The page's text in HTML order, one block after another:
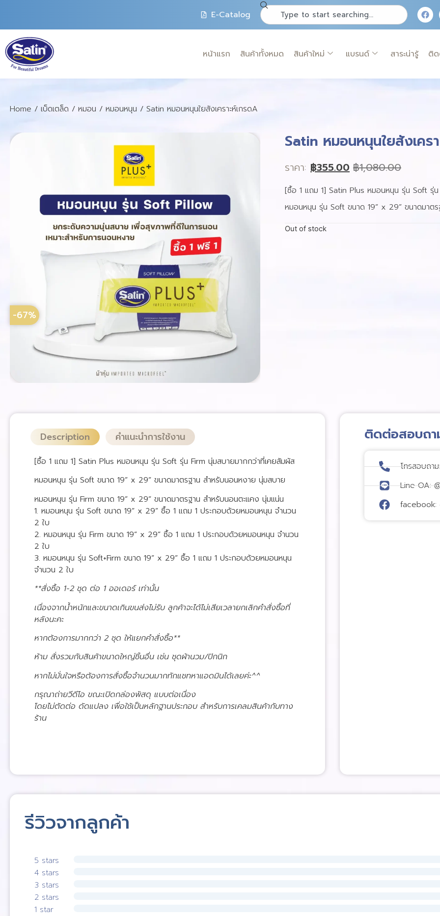
E-Catalog
หน้าแรก สินค้าทั้งหมด สินค้าใหม่ แบรนด์ สาระน่ารู้ ติด
Home / เบ็ดเตล็ด / หมอน / หมอนหนุน / Satin หมอนหนุนใยสังเคราะห์เกรดA
-67%
Satin หมอนหนุนใยสังเคร
ราคา: ฿355.00 ฿1,080.00
[ซื้อ 1 แถม 1] Satin Plus หมอนหนุน รุ่น Soft รุ่
หมอนหนุน รุ่น Soft ขนาด 19” x 29” ขนาดมาต
Out of stock
Description คำแนะนำการใช้งาน
[ซื้อ 1 แถม 1] Satin Plus หมอนหนุน รุ่น Soft รุ่น Firm นุ่มสบายมากกว่าที่เคยสัมผัส
หมอนหนุน รุ่น Soft ขนาด 19” x 29” ขนาดมาตรฐาน สำหรับนอนหงาย นุ่มสบาย
หมอนหนุน รุ่น Firm ขนาด 19” x 29” ขนาดมาตรฐาน สำหรับนอนตะแคง นุ่มแน่น
1. หมอนหนุน รุ่น Soft ขนาด 19” x 29” ซื้อ 1 แถม 1 ประกอบด้วยหมอนหนุน จำนวน
2 ใบ
2. หมอนหนุน รุ่น Firm ขนาด 19” x 29” ซื้อ 1 แถม 1 ประกอบด้วยหมอนหนุน จำนวน
2 ใบ
3. หมอนหนุน รุ่น Soft+Firm ขนาด 19” x 29” ซื้อ 1 แถม 1 ประกอบด้วยหมอนหนุน
จำนวน 2 ใบ
**สั่งซื้อ 1-2 ชุด ต่อ 1 ออเดอร์ เท่านั้น
เนื่องจากน้ำหนักและขนาดเกินขนส่งไม่รับ ลูกค้าจะได้ไม่เสียเวลายกเลิกคำสั่งซื้อที่
หลังนะคะ
หากต้องการมากกว่า 2 ชุด ให้แยกคำสั่งซื้อ**
ห้าม สั่งรวมกับสินค้าขนาดใหญ่ชิ้นอื่น เช่น ชุดผ้านวม/ปิกนิก
หากไม่มั่นใจหรือต้องการสั่งซื้อจำนวนมากทักแชทหาแอดมินได้เลยค่ะ^^
กรุณาถ่ายวีดีโอ ขณะเปิดกล่องพัสดุ แบบต่อเนื่อง
โดยไม่ตัดต่อ ดัดแปลง เพื่อใช้เป็นหลักฐานประกอบ สำหรับการเคลมสินค้ากับทาง
ร้าน
ติดต่อสอบถ
โทรสอบถา
Line OA:
facebook:
รีวิวจากลูกค้า
5 stars
4 stars
3 stars
2 stars
1 star